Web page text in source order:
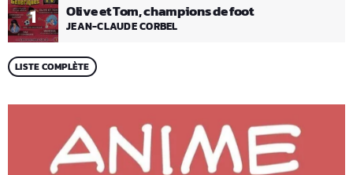
1 Olive et Tom, champions de foot
JEAN-CLAUDE CORBEL
LISTE COMPLÈTE